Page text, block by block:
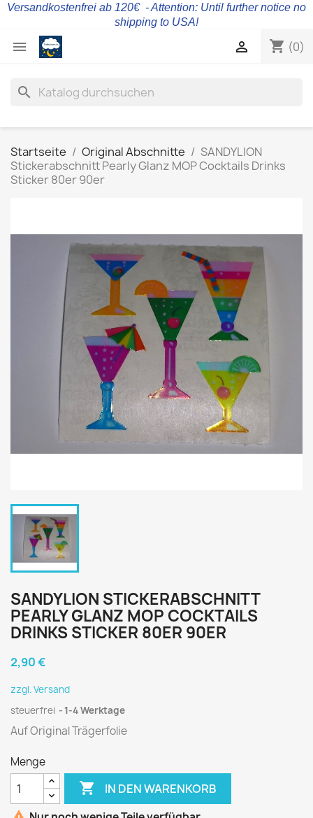
Versandkostenfrei ab 120€ - Attention: Until further notice no
shipping to USA!
 shopping_cart (0)

search
Startseite Original Abschnitte
SANDYLION
Stickerabschnitt Pearly Glanz MOP Cocktails Drinks
Sticker 80er 90er
SANDYLION STICKERABSCHNITT
PEARLY GLANZ MOP COCKTAILS
DRINKS STICKER 80ER 90ER
2,90 €
zzgl. Versand
steuerfrei
1-4 Werktage
Auf Original Trägerfolie
Menge
 IN DEN WARENKORB